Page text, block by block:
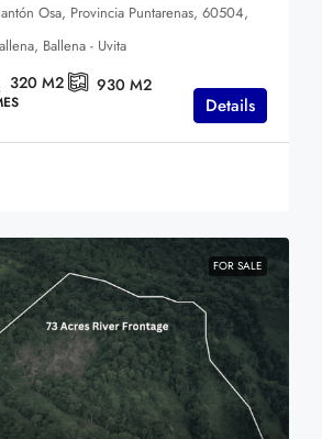
Osa, Provincia Puntarenas, 60504,
Ballena - Uvita
320 M2 930 M2
Details
FOR SALE